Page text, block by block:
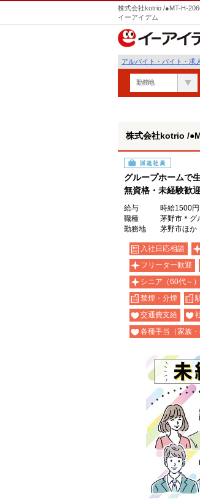
株式会社kotrio /●MT-H-
イーアイデム
アルバイト・バイト・求
勤務地
株式会社kotrio /
派遣社員
グループホームで
無資格・未経験歓
給与
時給1500
職種
茅野市＊グ
勤務地
茅野市ほ
入社日応相談
フリーター歓迎
シニア（60代～
禁煙・分煙
交通費支給
各種手当（家族